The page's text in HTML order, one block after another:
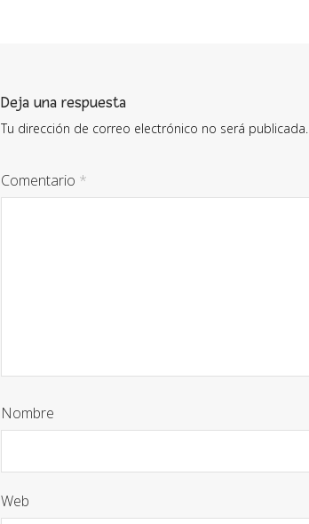
Deja una respuesta
Tu dirección de correo electrónico no será publicada.
Comentario *
Nombre
Web